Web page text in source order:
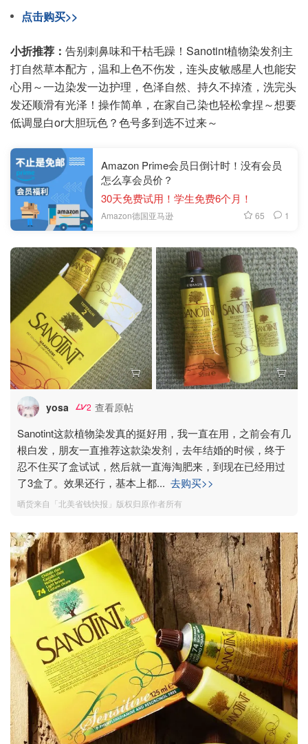
点击购买>>
小折推荐： 告别刺鼻味和干枯毛躁！Sanotint植物染发剂主
打自然草本配方，温和上色不伤发，连头皮敏感星人也能安
心用～一边染发一边护理，色泽自然、持久不掉渣，洗完头
发还顺滑有光泽！操作简单，在家自己染也轻松拿捏～想要
低调显白or大胆玩色？色号多到选不过来～
Amazon Prime会员日倒计时！没有会员
怎么享会员价？
30天免费试用！学生免费6个月！
Amazon德国亚马逊 65 1
yosa 2 查看原帖
Sanotint这款植物染发真的挺好用，我一直在用，之前会有几
根白发，朋友一直推荐这款染发剂，去年结婚的时候，终于
忍不住买了盒试试，然后就一直海淘肥来，到现在已经用过
了3盒了。效果还行，基本上都... 去购买>>
晒货来自「北美省钱快报」版权归原作者所有